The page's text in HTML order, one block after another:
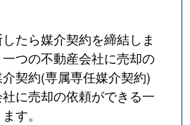
たら媒介契約を締結しま
つの不動産会社に売却の
契約(専属専任媒介契約)
に売却の依頼ができる一
す。